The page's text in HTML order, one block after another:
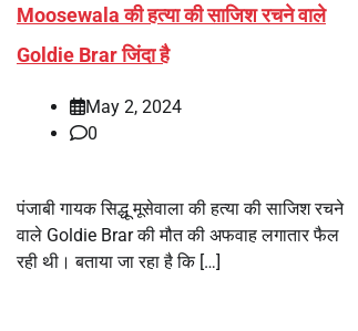
Moosewala की हत्या की साजिश रचने वाले
Goldie Brar जिंदा है
May 2, 2024
0
पंजाबी गायक सिद्धू मूसेवाला की हत्या की साजिश रचने
वाले Goldie Brar की मौत की अफवाह लगातार फैल
रही थी। बताया जा रहा है कि […]